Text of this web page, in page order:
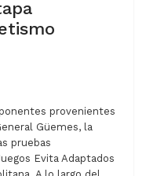
provenientes
Güemes, la
pruebas
Evita Adaptados